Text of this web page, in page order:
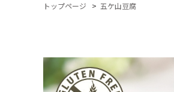
トップページ 五ケ山豆腐